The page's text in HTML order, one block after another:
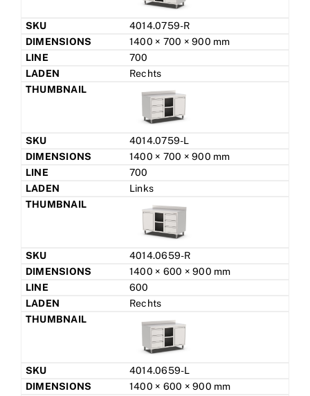
4014.0759-R
1400 × 700 × 900 mm
700
Rechts
4014.0759-L
1400 × 700 × 900 mm
700
Links
4014.0659-R
1400 × 600 × 900 mm
600
Rechts
4014.0659-L
1400 × 600 × 900 mm